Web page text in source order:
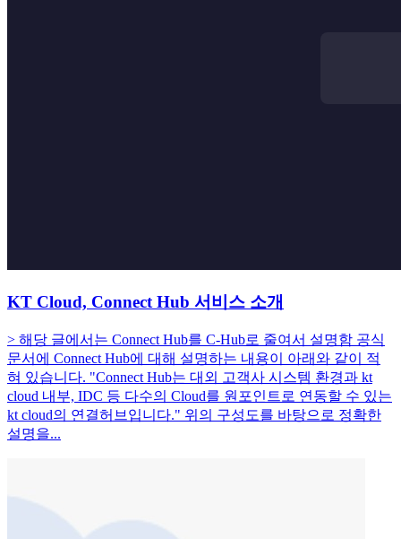
KT Cloud, Connect Hub 서비스 소개
> 해당 글에서는 Connect Hub를 C-Hub로 줄여서 설명함 공식
문서에 Connect Hub에 대해 설명하는 내용이 아래와 같이 적
혀 있습니다. "Connect Hub는 대외 고객사 시스템 환경과 kt
cloud 내부, IDC 등 다수의 Cloud를 원포인트로 연동할 수 있는
kt cloud의 연결허브입니다." 위의 구성도를 바탕으로 정확한
설명을...